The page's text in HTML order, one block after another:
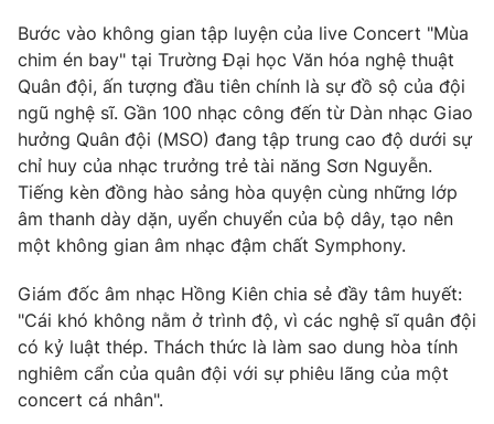
Câu chuyện quốc tế
Thị trường
Góc doanh nghiệp
Dữ liệu và đời sống
Truyền hình
Phim VTV
Hậu trường
Nhân vật
Giải sao mai
Giải trí
Điện ảnh
Âm nhạc
Sao
Đời sống
Làm đẹp
Chất lượng cuộc sống
Giáo dục
Tuyển sinh
Học trực tuyến
Công nghệ
Hitech Công nghệ tương lai
Giao lưu trực tuyến
Bước vào không gian tập luyện của live Concert "Mùa
chim én bay" tại Trường Đại học Văn hóa nghệ thuật
Quân đội, ấn tượng đầu tiên chính là sự đồ sộ của đội
ngũ nghệ sĩ. Gần 100 nhạc công đến từ Dàn nhạc Giao
hưởng Quân đội (MSO) đang tập trung cao độ dưới sự
chỉ huy của nhạc trưởng trẻ tài năng Sơn Nguyễn.
Tiếng kèn đồng hào sảng hòa quyện cùng những lớp
âm thanh dày dặn, uyển chuyển của bộ dây, tạo nên
một không gian âm nhạc đậm chất Symphony.
Giám đốc âm nhạc Hồng Kiên chia sẻ đầy tâm huyết:
"Cái khó không nằm ở trình độ, vì các nghệ sĩ quân đội
có kỷ luật thép. Thách thức là làm sao dung hòa tính
nghiêm cẩn của quân đội với sự phiêu lãng của một
concert cá nhân".